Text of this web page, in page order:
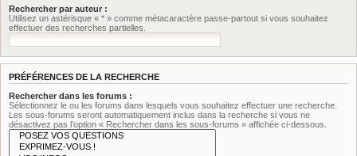
Rechercher par auteur :
Utilisez un astérisque « * » comme métacaractère passe-partout si vous souhaitez
effectuer des recherches partielles.
PRÉFÉRENCES DE LA RECHERCHE
Rechercher dans les forums :
Sélectionnez le ou les forums dans lesquels vous souhaitez effectuer une recherche.
Les sous-forums seront automatiquement inclus dans la recherche si vous ne
désactivez pas l’option « Rechercher dans les sous-forums » affichée ci-dessous.